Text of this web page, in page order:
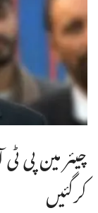
چیئر مین پی
کرگئیں